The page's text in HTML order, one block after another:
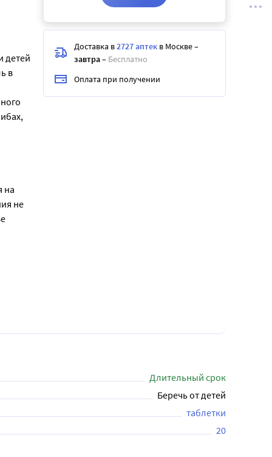
детей
в
на
не
Доставка в2727 аптек в Москве–
завтра– Бесплатно
Оплата при получении
Длительный срок
Беречь от детей
таблетки
20